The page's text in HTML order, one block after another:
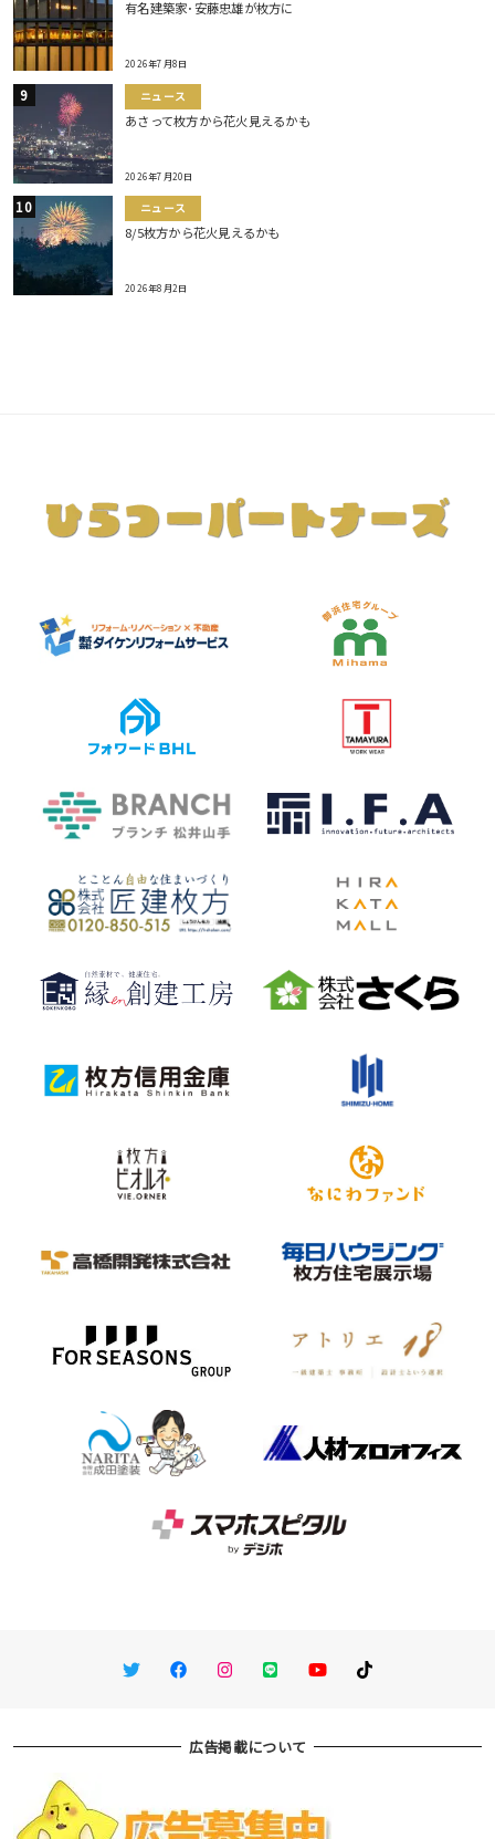
有名建築家･安藤忠雄が枚方に
2026年7月8日
ニュース
あさって枚方から花火見えるかも
2026年7月20日
ニュース
8/5枚方から花火見えるかも
2026年8月2日
TwitterFacebookInstagram
LINE You TubeTikTok
広告掲載について